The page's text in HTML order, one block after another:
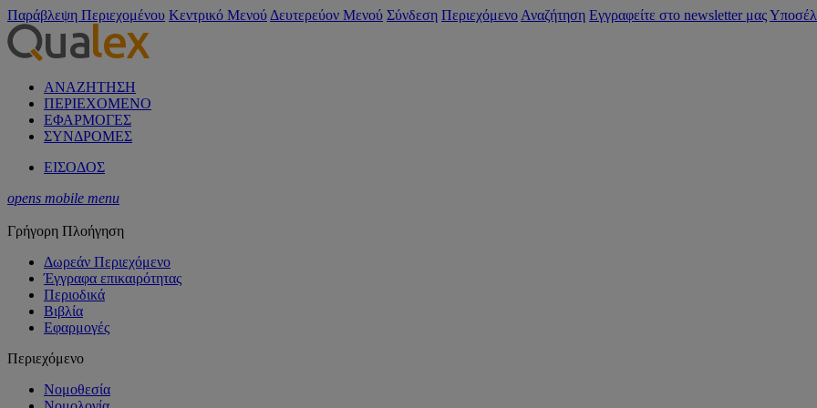
Παράβλεψη Περιεχομένου Κεντρικό Μενού Δευτερεύον Μενού Σύνδεση Περιεχόμενο Αναζήτηση Εγγραφείτε στο newsletter μας
ΑΝΑΖΗΤΗΣΗ
ΠΕΡΙΕΧΟΜΕΝΟ
ΕΦΑΡΜΟΓΕΣ
ΣΥΝΔΡΟΜΕΣ
ΕΙΣΟΔΟΣ
opens mobile menu
Γρήγορη Πλοήγηση
Δωρεάν Περιεχόμενο
Έγγραφα επικαιρότητας
Περιοδικά
Βιβλία
Εφαρμογές
Περιεχόμενο
Νομοθεσία